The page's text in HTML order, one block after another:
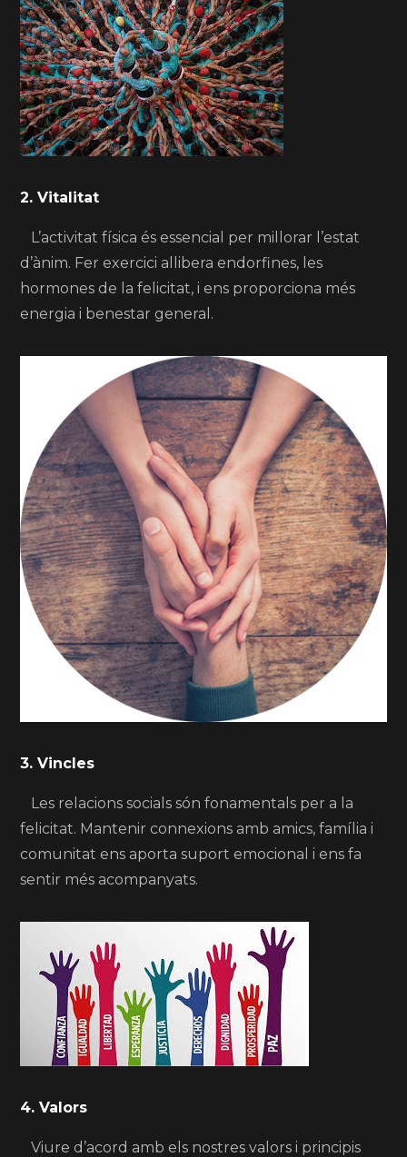
2. Vitalitat
L’activitat física és essencial per millorar l’estat
d’ànim. Fer exercici allibera endorfines, les
hormones de la felicitat, i ens proporciona més
energia i benestar general.
3. Vincles
Les relacions socials són fonamentals per a la
felicitat. Mantenir connexions amb amics, família i
comunitat ens aporta suport emocional i ens fa
sentir més acompanyats.
4. Valors
Viure d’acord amb els nostres valors i principis